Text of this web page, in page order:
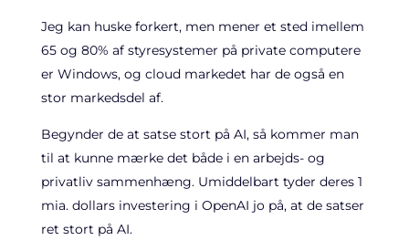
Jeg kan huske forkert, men mener et sted imellem
65 og 80% af styresystemer på private computere
er Windows, og cloud markedet har de også en
stor markedsdel af.
Begynder de at satse stort på AI, så kommer man
til at kunne mærke det både i en arbejds- og
privatliv sammenhæng. Umiddelbart tyder deres 1
mia. dollars investering i OpenAI jo på, at de satser
ret stort på AI.